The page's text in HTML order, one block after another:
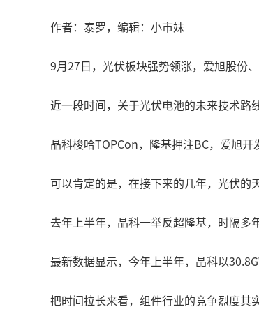
作者：泰罗，编辑：小市妹
9月27日，光伏板块强势领涨，爱旭股份
近一段时间，关于光伏电池的未来技术路
晶科梭哈TOPCon，隆基押注BC，爱旭开
可以肯定的是，在接下来的几年，光伏的
去年上半年，晶科一举反超隆基，时隔
最新数据显示，今年上半年，晶科以
把时间拉长来看，组件行业的竞争烈度其